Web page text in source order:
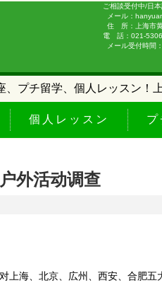
ご相談受付中/日
メール：
住 所：上海市
電 話：021-
メール受付時間
（土日
プチ留学、個人レッスン！
個人レッスン プ
外活动调查
上海、北京、広州、西安、合肥五